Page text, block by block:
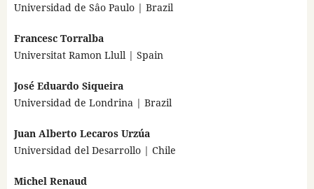
Universidad de Sâo Paulo | Brazil
Francesc Torralba
Universitat Ramon Llull | Spain
José Eduardo Siqueira
Universidad de Londrina | Brazil
Juan Alberto Lecaros Urzúa
Universidad del Desarrollo | Chile
Michel Renaud